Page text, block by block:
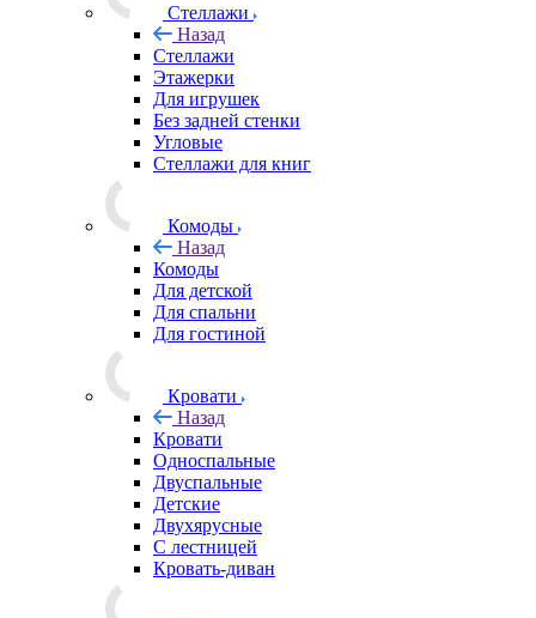
Стеллажи
Назад
Стеллажи
Этажерки
Для игрушек
Без задней стенки
Угловые
Стеллажи для книг
Комоды
Назад
Комоды
Для детской
Для спальни
Для гостиной
Кровати
Назад
Кровати
Односпальные
Двуспальные
Детские
Двухярусные
С лестницей
Кровать-диван